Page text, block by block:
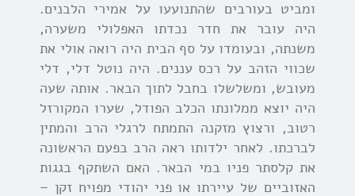
ומביט בעורבים שהתנועעו על אמירי הלבנים.
היה עובר את חדר נכדתו האפלולי משערה,
משנתה, ובעומדו על סף הבית היה רואה אולי את
שכווי הזהב על רכס עננים. היה נוטל דלי, דלי
מעובש, ומשלשלו בחבל לתוך הבאר. אותה שעה
היה יוצא ממלונתו הכלב הפודל, שערו המקורזל
רטוב, ורצוץ מזקנה התמתח לרגלי הרב והמתין
לברכתו. לאחר ילדותו ראה הרב בפעם הראשונה
את קלסתר פניו במי הבאר. האם השתקף בגגות
האזוביים של עיירתו או פני יהודי מפויח זקן –